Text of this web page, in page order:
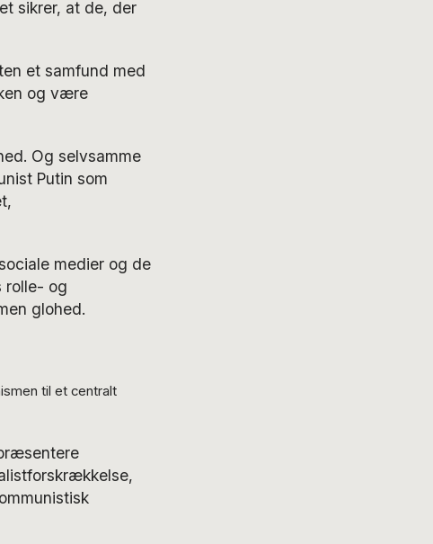
sikrer, at de, der
et samfund med
og være
Og selvsamme
Putin som
medier og de
rolle- og
glohed.
til et centralt